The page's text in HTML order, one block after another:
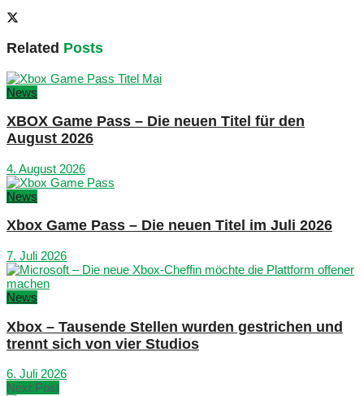
Related Posts
News
XBOX Game Pass – Die neuen Titel für den
August 2026
4. August 2026
News
Xbox Game Pass – Die neuen Titel im Juli 2026
7. Juli 2026
News
Xbox – Tausende Stellen wurden gestrichen und
trennt sich von vier Studios
6. Juli 2026
Next Post